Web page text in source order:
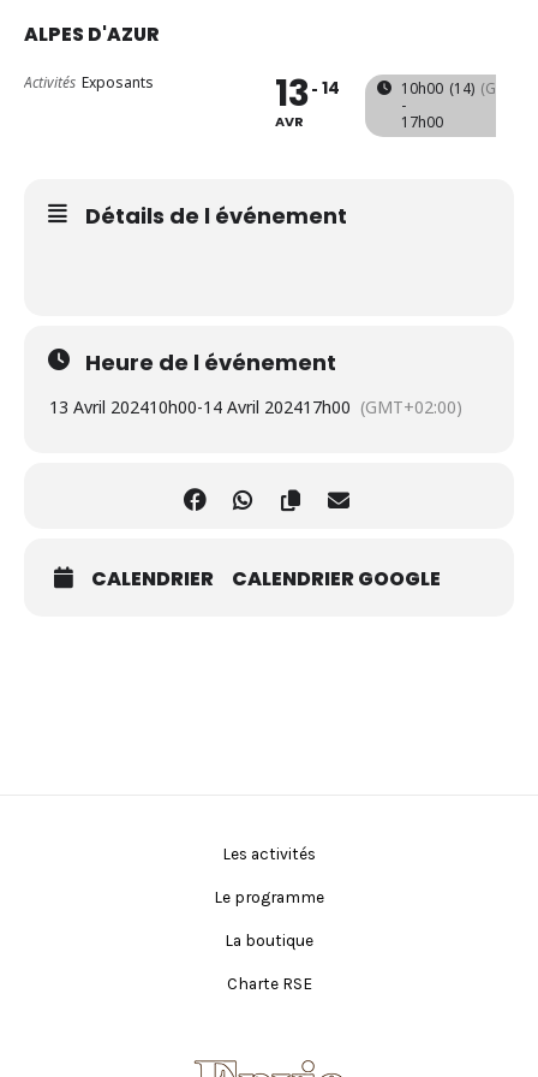
ALPES D'AZUR
Activités Exposants 13
AVR
14
10h00
-
17h00
(14)
Détails de l événement
Heure de l événement
13 Avril 202410h00-14 Avril 202417h00 (GMT+02:00)
CALENDRIER CALENDRIER GOOGLE
Les activités
Le programme
La boutique
Charte RSE